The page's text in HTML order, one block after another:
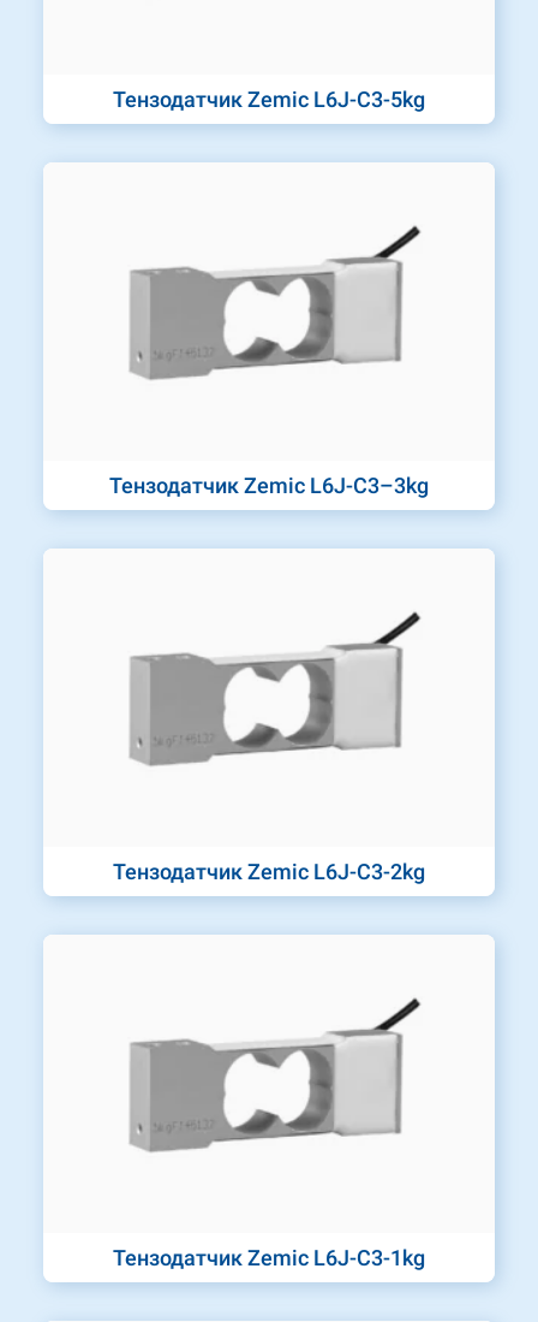
Тензодатчик Zemic L6J-C3-5kg
Тензодатчик Zemic L6J-C3–3kg
Тензодатчик Zemic L6J-C3-2kg
Тензодатчик Zemic L6J-C3-1kg